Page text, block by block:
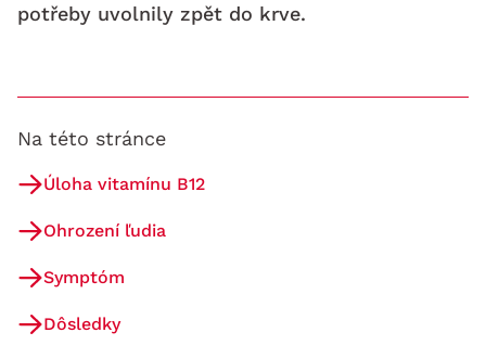
potřeby uvolnily zpět do krve.
Na této stránce
Úloha vitamínu B12
Ohrození ľudia
Symptóm
Dôsledky